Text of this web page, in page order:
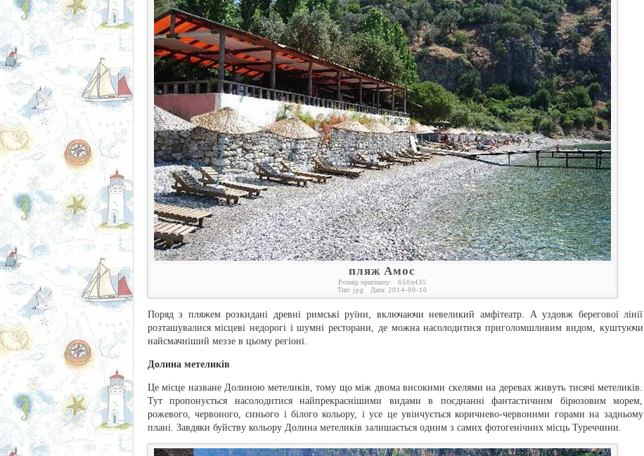
пляж Амос
Розмір оригіналу: 650x435
Тип: jpg Дата: 2014-09-10
Поряд з пляжем розкидані древні римські руїни, включаючи невеликий амфітеатр. А уздовж берегової лінії
розташувалися місцеві недорогі і шумні ресторани, де можна насолодитися приголомшливим видом, куштуючи
найсмачніший меззе в цьому регіоні.
Долина метеликів
Це місце назване Долиною метеликів, тому що між двома високими скелями на деревах живуть тисячі метеликів.
Тут пропонується насолодитися найпрекраснішими видами в поєднанні фантастичним бірюзовим морем,
рожевого, червоного, синього і білого кольору, і усе це увінчується коричнево-червоними горами на задньому
плані. Завдяки буйству кольору Долина метеликів залишається одним з самих фотогенічних місць Туреччини.